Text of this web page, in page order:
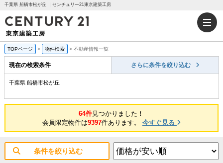
千葉県 船橋市松が丘 ｜センチュリー21東京建築工房
TOPページ > 物件検索 > 不動産情報一覧
現在の検索条件 さらに条件を絞り込む
千葉県 船橋市松が丘
64件見つかりました！
会員限定物件は9397件あります。 今すぐ見る
条件を絞り込む